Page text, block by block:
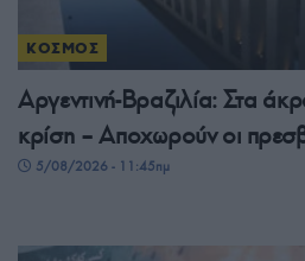
ΚΟΣΜΟΣ
Αργεντινή-Βραζιλία: Στα
κρίση – Αποχωρούν οι
5/08/2026 - 11:45πμ